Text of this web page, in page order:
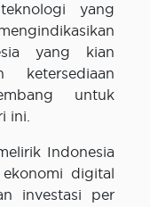
yang
yang kian
ketersediaan
untuk
ini.
Indonesia
digital
investasi per